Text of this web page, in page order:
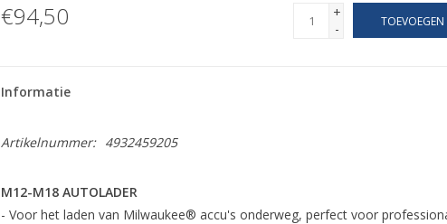
€94,50
+
-
Informatie
Artikelnummer: 4932459205
M12-M18 AUTOLADER
- Voor het laden van Milwaukee® accu's onderweg, perfect voor